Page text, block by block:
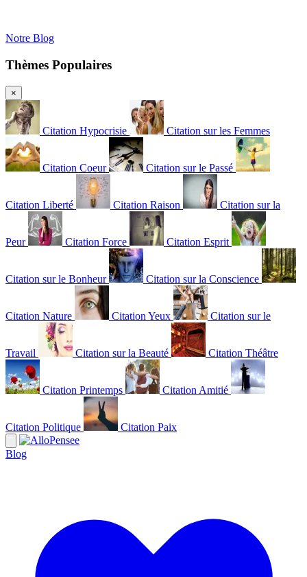
Notre Blog
Thèmes Populaires
×
Citation Hypocrisie Citation sur les Femmes
Citation Coeur Citation sur le Passé
Citation Liberté Citation Raison Citation sur la
Peur Citation Force Citation Esprit
Citation sur le Bonheur Citation sur la Conscience
Citation Nature Citation Yeux Citation sur le
Travail Citation sur la Beauté Citation Théâtre
Citation Printemps Citation Amitié
Citation Politique Citation Paix
Blog